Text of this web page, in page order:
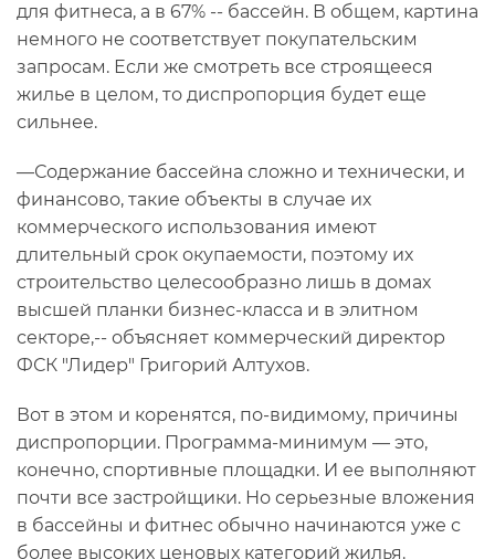
для фитнеса, а в 67% -- бассейн. В общем, картина
немного не соответствует покупательским
запросам. Если же смотреть все строящееся
жилье в целом, то диспропорция будет еще
сильнее.
—Содержание бассейна сложно и технически, и
финансово, такие объекты в случае их
коммерческого использования имеют
длительный срок окупаемости, поэтому их
строительство целесообразно лишь в домах
высшей планки бизнес-класса и в элитном
секторе,-- объясняет коммерческий директор
ФСК "Лидер" Григорий Алтухов.
Вот в этом и коренятся, по-видимому, причины
диспропорции. Программа-минимум — это,
конечно, спортивные площадки. И ее выполняют
почти все застройщики. Но серьезные вложения
в бассейны и фитнес обычно начинаются уже с
более высоких ценовых категорий жилья.